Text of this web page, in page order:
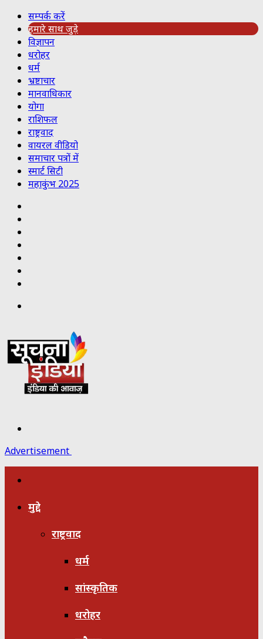
सम्पर्क करें
हमारे साथ जुड़े
विज्ञापन
धरोहर
धर्म
भ्रष्टाचार
मानवाधिकार
योगा
राशिफल
राष्ट्रवाद
वायरल वीडियो
समाचार पत्रों में
स्मार्ट सिटी
महाकुंभ 2025
Advertisement
मुद्दे
राष्ट्रवाद
धर्म
सांस्कृतिक
धरोहर